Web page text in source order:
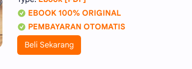
EBOOK 100% ORIGINAL
PEMBAYARAN OTOMATIS
Beli Sekarang